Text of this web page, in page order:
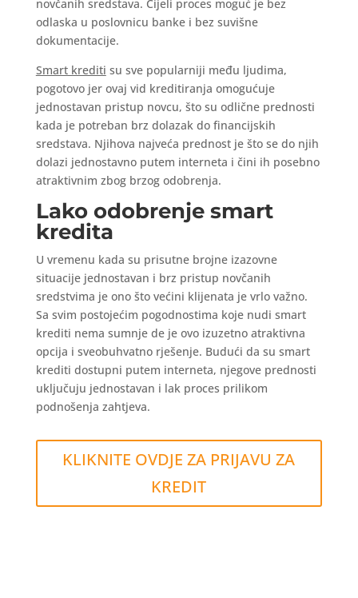
novčanih sredstava. Cijeli proces moguć je bez
odlaska u poslovnicu banke i bez suvišne
dokumentacije.
Smart krediti su sve popularniji među ljudima,
pogotovo jer ovaj vid kreditiranja omogućuje
jednostavan pristup novcu, što su odlične prednosti
kada je potreban brz dolazak do financijskih
sredstava. Njihova najveća prednost je što se do njih
dolazi jednostavno putem interneta i čini ih posebno
atraktivnim zbog brzog odobrenja.
Lako odobrenje smart
kredita
U vremenu kada su prisutne brojne izazovne
situacije jednostavan i brz pristup novčanih
sredstvima je ono što većini klijenata je vrlo važno.
Sa svim postojećim pogodnostima koje nudi smart
krediti nema sumnje de je ovo izuzetno atraktivna
opcija i sveobuhvatno rješenje. Budući da su smart
krediti dostupni putem interneta, njegove prednosti
uključuju jednostavan i lak proces prilikom
podnošenja zahtjeva.
KLIKNITE OVDJE ZA PRIJAVU ZA
KREDIT